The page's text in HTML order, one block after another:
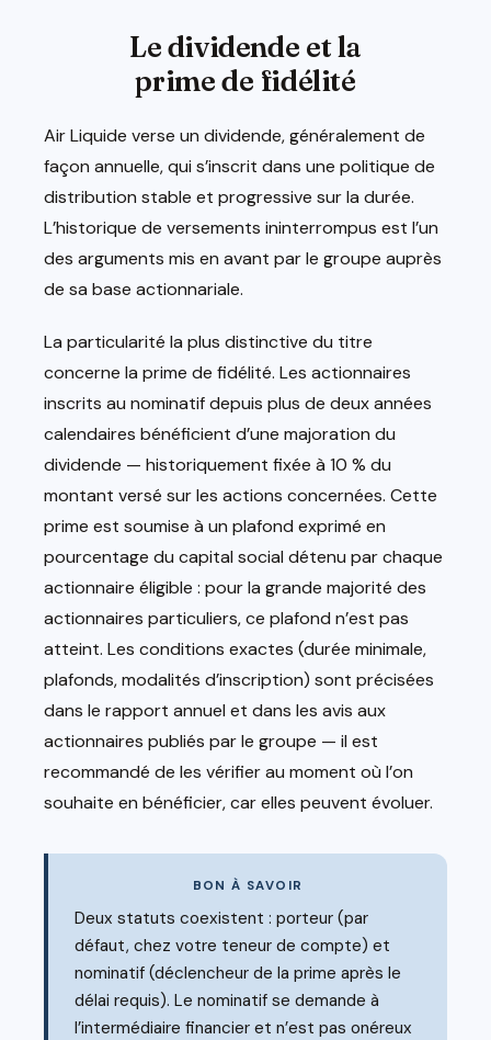
Le dividende et la
prime de fidélité
Air Liquide verse un dividende, généralement de
façon annuelle, qui s’inscrit dans une politique de
distribution stable et progressive sur la durée.
L’historique de versements ininterrompus est l’un
des arguments mis en avant par le groupe auprès
de sa base actionnariale.
La particularité la plus distinctive du titre
concerne la prime de fidélité. Les actionnaires
inscrits au nominatif depuis plus de deux années
calendaires bénéficient d’une majoration du
dividende — historiquement fixée à 10 % du
montant versé sur les actions concernées. Cette
prime est soumise à un plafond exprimé en
pourcentage du capital social détenu par chaque
actionnaire éligible : pour la grande majorité des
actionnaires particuliers, ce plafond n’est pas
atteint. Les conditions exactes (durée minimale,
plafonds, modalités d’inscription) sont précisées
dans le rapport annuel et dans les avis aux
actionnaires publiés par le groupe — il est
recommandé de les vérifier au moment où l’on
souhaite en bénéficier, car elles peuvent évoluer.
BON À SAVOIR
Deux statuts coexistent : porteur (par
défaut, chez votre teneur de compte) et
nominatif (déclencheur de la prime après le
délai requis). Le nominatif se demande à
l’intermédiaire financier et n’est pas onéreux